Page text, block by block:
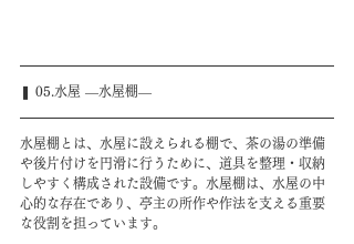
❚ 05.水屋 ―水屋棚―
水屋棚とは、水屋に設えられる棚で、茶の湯の準備
や後片付けを円滑に行うために、道具を整理・収納
しやすく構成された設備です。水屋棚は、水屋の中
心的な存在であり、亭主の所作や作法を支える重要
な役割を担っています。